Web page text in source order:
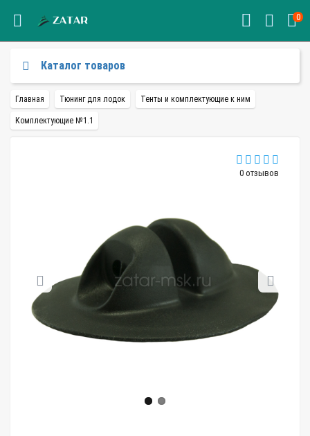
0
Каталог товаров
Главная Тюнинг для лодок Тенты и комплектующие к ним
Комплектующие №1.1
0 отзывов